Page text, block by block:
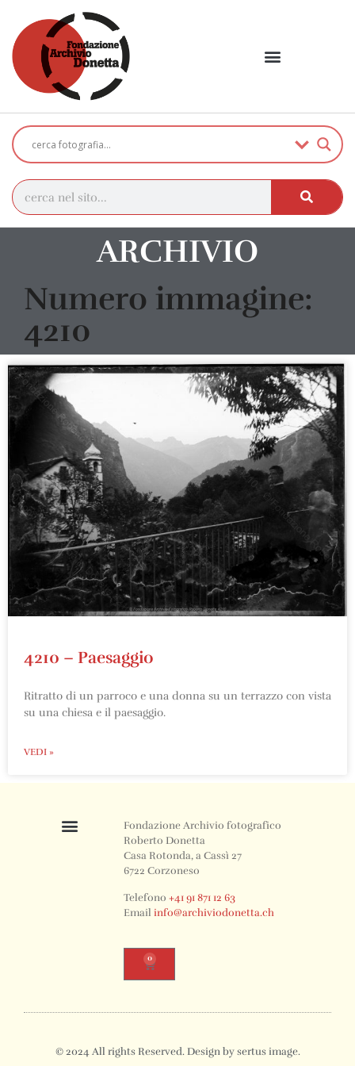
ARCHIVIO
Numero immagine:
4210
4210 – Paesaggio
Ritratto di un parroco e una donna su un terrazzo con vista
su una chiesa e il paesaggio.
VEDI »
Fondazione Archivio fotografico
Roberto Donetta
Casa Rotonda, a Cassì 27
6722 Corzoneso
Telefono+41 91 871 12 63
Emailinfo@archiviodonetta.ch
0
© 2024 All rights Reserved. Design by sertus image.